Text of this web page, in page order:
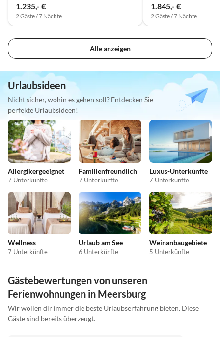
1.235,- €
2 Gäste / 7 Nächte
1.845,- €
2 Gäste / 7 Nächte
Alle anzeigen
Urlaubsideen
Nicht sicher, wohin es gehen soll? Entdecken Sie
perfekte Urlaubsideen!
Allergikergeeignet
7 Unterkünfte
Familienfreundlich
7 Unterkünfte
Luxus-Unterkünfte
7 Unterkünfte
Wellness
7 Unterkünfte
Urlaub am See
6 Unterkünfte
Weinanbaugebiete
5 Unterkünfte
Gästebewertungen von unseren
Ferienwohnungen in Meersburg
Wir wollen dir immer die beste Urlaubserfahrung bieten. Diese
Gäste sind bereits überzeugt.